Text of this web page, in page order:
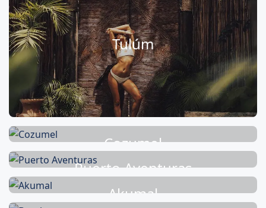
Tulúm
Cozumel
Puerto Aventuras
Akumal